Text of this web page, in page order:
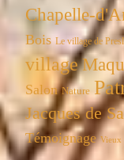
Chapelle-
Bois Le village de
village
Salon Nature
Jacques de
Témoignage Vieux